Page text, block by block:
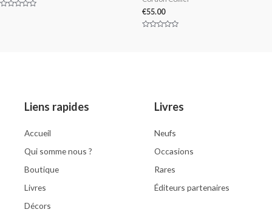
€55.00
Liens rapides
Accueil
Qui somme nous ?
Boutique
Livres
Décors
Livres
Neufs
Occasions
Rares
Éditeurs partenaires